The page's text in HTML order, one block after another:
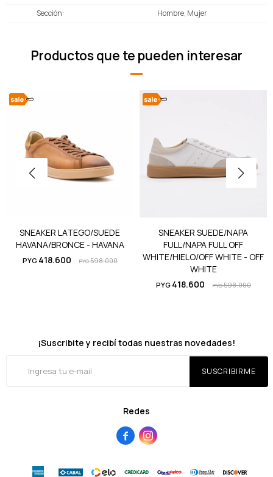
Sección
Hombre, Mujer
Productos que te pueden interesar
SNEAKER LATEGO/SUEDE
HAVANA/BRONCE - HAVANA
PYG 418.600 PYG598.000
SNEAKER SUEDE/NAPA
FULL/NAPA FULL OFF
WHITE/HIELO/OFF WHITE - OFF
WHITE
PYG 418.600 PYG598.000
Redes
 
¡Suscribite y recibí todas nuestras novedades!
SUSCRIBIRME